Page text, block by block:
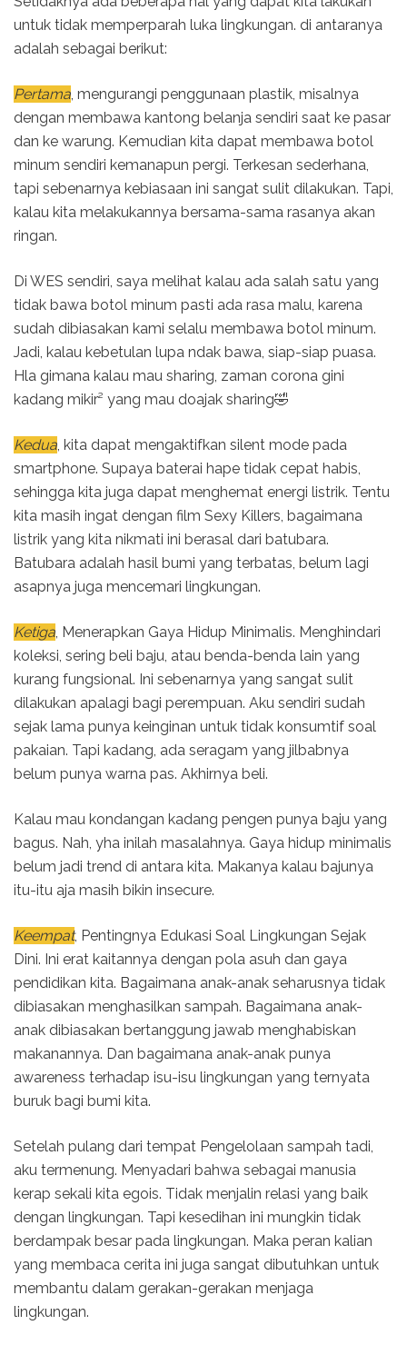
untuk tidak memperparah luka lingkungan. di antaranya
adalah sebagai berikut:
Pertama , mengurangi penggunaan plastik, misalnya
dengan membawa kantong belanja sendiri saat ke pasar
dan ke warung. Kemudian kita dapat membawa botol
minum sendiri kemanapun pergi. Terkesan sederhana,
tapi sebenarnya kebiasaan ini sangat sulit dilakukan. Tapi,
kalau kita melakukannya bersama-sama rasanya akan
ringan.
Di WES sendiri, saya melihat kalau ada salah satu yang
tidak bawa botol minum pasti ada rasa malu, karena
sudah dibiasakan kami selalu membawa botol minum.
Jadi, kalau kebetulan lupa ndak bawa, siap-siap puasa.
Hla gimana kalau mau sharing, zaman corona gini
kadang mikir² yang mau doajak sharing🤣
Kedua , kita dapat mengaktifkan silent mode pada
smartphone. Supaya baterai hape tidak cepat habis,
sehingga kita juga dapat menghemat energi listrik. Tentu
kita masih ingat dengan film Sexy Killers, bagaimana
listrik yang kita nikmati ini berasal dari batubara.
Batubara adalah hasil bumi yang terbatas, belum lagi
asapnya juga mencemari lingkungan.
Ketiga , Menerapkan Gaya Hidup Minimalis. Menghindari
koleksi, sering beli baju, atau benda-benda lain yang
kurang fungsional. Ini sebenarnya yang sangat sulit
dilakukan apalagi bagi perempuan. Aku sendiri sudah
sejak lama punya keinginan untuk tidak konsumtif soal
pakaian. Tapi kadang, ada seragam yang jilbabnya
belum punya warna pas. Akhirnya beli.
Kalau mau kondangan kadang pengen punya baju yang
bagus. Nah, yha inilah masalahnya. Gaya hidup minimalis
belum jadi trend di antara kita. Makanya kalau bajunya
itu-itu aja masih bikin insecure.
Keempat, Pentingnya Edukasi Soal Lingkungan Sejak
Dini. Ini erat kaitannya dengan pola asuh dan gaya
pendidikan kita. Bagaimana anak-anak seharusnya tidak
dibiasakan menghasilkan sampah. Bagaimana anak-
anak dibiasakan bertanggung jawab menghabiskan
makanannya. Dan bagaimana anak-anak punya
awareness terhadap isu-isu lingkungan yang ternyata
buruk bagi bumi kita.
Setelah pulang dari tempat Pengelolaan sampah tadi,
aku termenung. Menyadari bahwa sebagai manusia
kerap sekali kita egois. Tidak menjalin relasi yang baik
dengan lingkungan. Tapi kesedihan ini mungkin tidak
berdampak besar pada lingkungan. Maka peran kalian
yang membaca cerita ini juga sangat dibutuhkan untuk
membantu dalam gerakan-gerakan menjaga
lingkungan.